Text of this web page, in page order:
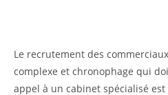
Le recrutement des
complexe et chronophage qui
appel à un cabinet spécialisé